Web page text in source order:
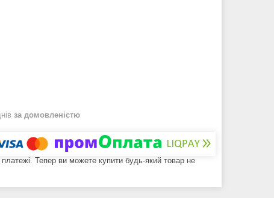
за домовленістю
платежі. Тепер ви можете купити будь-який товар не